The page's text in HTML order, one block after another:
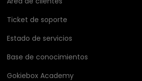
Ticket de soporte
Estado de servicios
Base de conocimientos
Gokiebox Academy